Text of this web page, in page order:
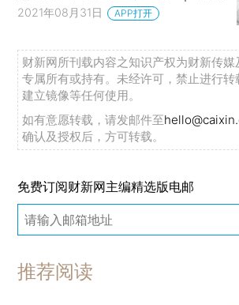
2021年08月31日 APP打开
财新网所刊载内容之知识产权为财新传媒
专属所有或持有。未经许可，禁止进行转
建立镜像等任何使用。
如有意愿转载，请发邮件至
确认及授权后，方可转载。
免费订阅财新网主编精选版电邮
推荐阅读